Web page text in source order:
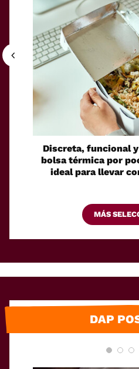
Discreta, funcional
bolsa térmica por
ideal para llevar
MÁS
DAP